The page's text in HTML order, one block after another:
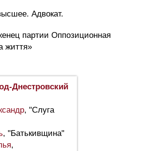
Адвокат.
партии Оппозиционная
життя»
Днестровский
, "Слуга
, "Батькивщина"
,